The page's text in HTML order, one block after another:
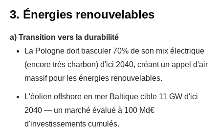
3. Énergies renouvelables
a) Transition vers la durabilité
La Pologne doit basculer 70% de son mix électrique
(encore très charbon) d'ici 2040, créant un appel d'air
massif pour les énergies renouvelables.
L'éolien offshore en mer Baltique cible 11 GW d'ici
2040 — un marché évalué à 100 Md€
d'investissements cumulés.